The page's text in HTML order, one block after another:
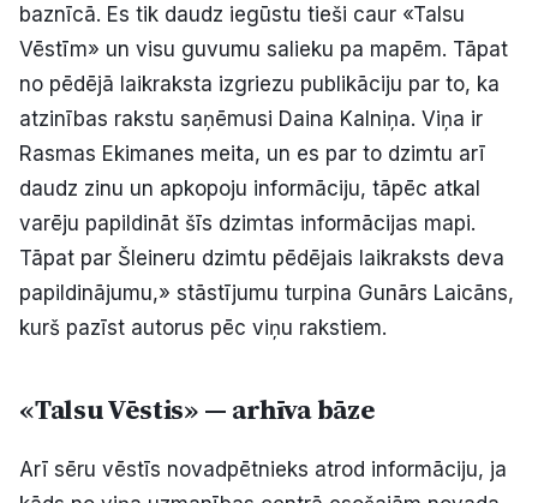
baznīcā. Es tik daudz iegūstu tieši caur «Talsu
Vēstīm» un visu guvumu salieku pa mapēm. Tāpat
no pēdējā laikraksta izgriezu publikāciju par to, ka
atzinības rakstu saņēmusi Daina Kalniņa. Viņa ir
Rasmas Ekimanes meita, un es par to dzimtu arī
daudz zinu un apkopoju informāciju, tāpēc atkal
varēju papildināt šīs dzimtas informācijas mapi.
Tāpat par Šleineru dzimtu pēdējais laikraksts deva
papildinājumu,» stāstījumu turpina Gunārs Laicāns,
kurš pazīst autorus pēc viņu rakstiem.
«Talsu Vēstis» — arhīva bāze
Arī sēru vēstīs novadpētnieks atrod informāciju, ja